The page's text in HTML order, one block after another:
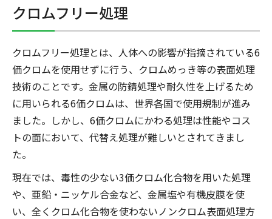
クロムフリー処理
クロムフリー処理とは、人体への影響が指摘されている6
価クロムを使用せずに行う、クロムめっき等の表面処理
技術のことです。金属の防錆処理や耐久性を上げるため
に用いられる6価クロムは、世界各国で使用規制が進み
ました。しかし、6価クロムにかわる処理は性能やコス
トの面において、代替え処理が難しいとされてきまし
た。
現在では、毒性の少ない3価クロム化合物を用いた処理
や、亜鉛・ニッケル合金など、金属塩や有機皮膜を使
い、全くクロム化合物を使わないノンクロム表面処理方